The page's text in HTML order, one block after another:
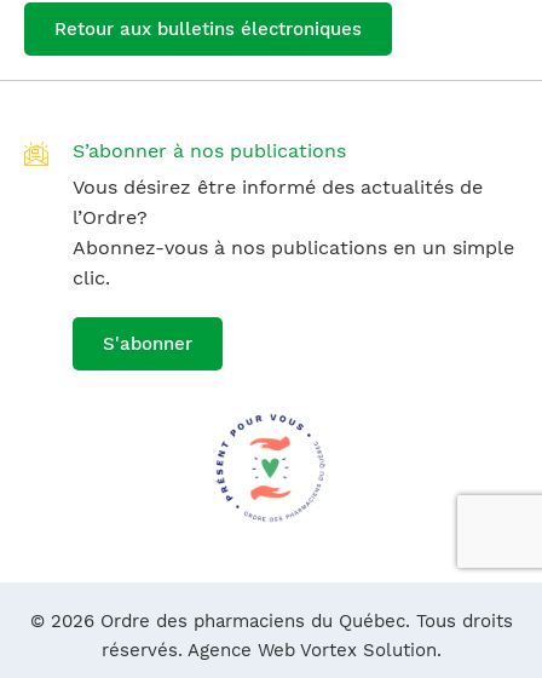
Retour aux bulletins électroniques
S’abonner à nos publications
Vous désirez être informé des actualités de
l’Ordre?
Abonnez-vous à nos publications en un simple
clic.
S'abonner
© 2026 Ordre des pharmaciens du Québec. Tous droits
réservés. Agence Web Vortex Solution.